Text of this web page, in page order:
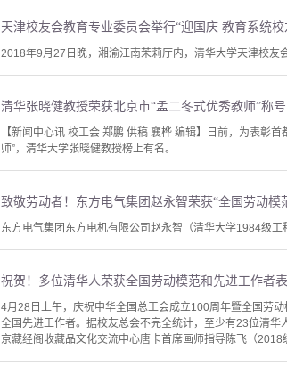
天津校友会教育专业委员会举行“迎国庆 教育系统校
2018年9月27日晚，湘渝江南茉莉厅内，清华大学天津校友
清华张晓健教授荣获北京市“孟二冬式优秀教师”称号
【新闻中心讯 校工会 郑鹏 供稿 襄桦 编辑】日前，为表彰
师”，清华大学张晓健教授榜上有名。
致敬劳动者！东方电气集团赵永智荣获“全国劳动模
东方电气集团东方电机有限公司赵永智（清华大学1984级工
祝贺！多位清华人荣获全国劳动模范和先进工作者
4月28日上午，庆祝中华全国总工会成立100周年暨全国劳
全国先进工作者。据校友总会不完全统计，至少有23位清
京藏经阁收藏品文化交流中心唐卡首席画师指导陈飞（